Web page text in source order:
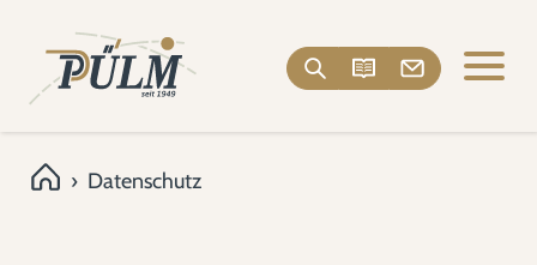
› Datenschutz